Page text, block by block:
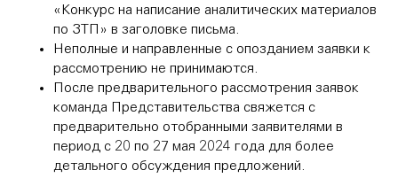
«Конкурс на написание аналитических материалов
по ЗТП» в заголовке письма.
Неполные и направленные с опозданием заявки к
рассмотрению не принимаются.
После предварительного рассмотрения заявок
команда Представительства свяжется с
предварительно отобранными заявителями в
период с 20 по 27 мая 2024 года для более
детального обсуждения предложений.